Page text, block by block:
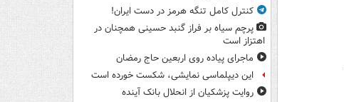
کنترل کامل تنگه هرمز در دست ایران!
پرچم سیاه بر فراز گنبد حسینی همچنان در
اهتزاز است
ماجرای پیاده روی اربعین حاج رمضان
این دیپلماسی نمایشی، شکست خورده است
روایت پزشکیان از انحلال بانک آینده